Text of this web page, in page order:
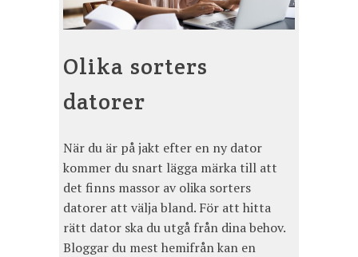
Olika sorters
datorer
När du är på jakt efter en ny dator
kommer du snart lägga märka till att
det finns massor av olika sorters
datorer att välja bland. För att hitta
rätt dator ska du utgå från dina behov.
Bloggar du mest hemifrån kan en